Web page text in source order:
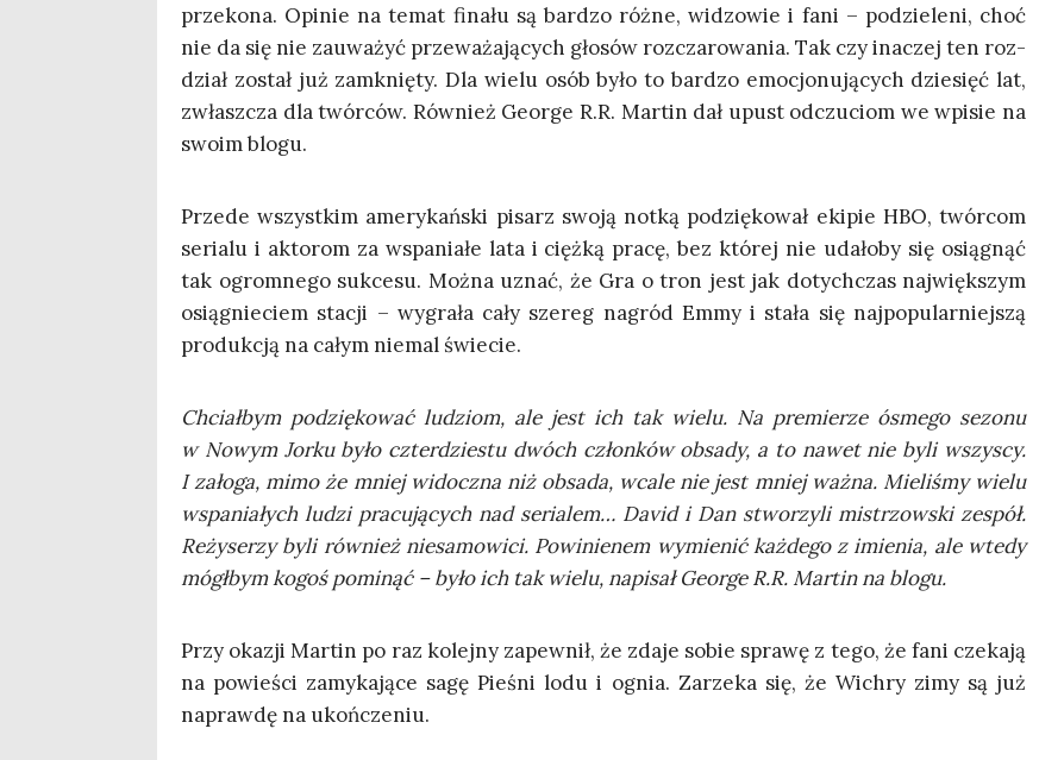
prze­ko­na. Opi­nie na temat fina­łu są bar­dzo róż­ne, widzo­wie i fani – podzie­le­ni, choć
nie da się nie zauwa­żyć prze­wa­ża­ją­cych gło­sów roz­cza­ro­wa­nia. Tak czy ina­czej ten roz­
dział został już zamknię­ty. Dla wie­lu osób było to bar­dzo emo­cjo­nu­ją­cych dzie­sięć lat,
zwłasz­cza dla twór­ców. Rów­nież Geo­r­ge R.R. Mar­tin dał upust odczu­ciom we wpi­sie na
swo­im blogu.
Przede wszyst­kim ame­ry­kań­ski pisarz swo­ją not­ką podzię­ko­wał eki­pie HBO, twór­com
seria­lu i akto­rom za wspa­nia­łe lata i cięż­ką pra­cę, bez któ­rej nie uda­ło­by się osią­gnąć
tak ogrom­ne­go suk­ce­su. Moż­na uznać, że Gra o tron jest jak dotych­czas naj­więk­szym
osią­gnie­ciem sta­cji – wygra­ła cały sze­reg nagród Emmy i sta­ła się naj­po­pu­lar­niej­szą
pro­duk­cją na całym nie­mal świecie.
Chciał­bym podzię­ko­wać ludziom, ale jest ich tak wie­lu. Na pre­mie­rze ósme­go sezo­nu
w Nowym Jor­ku było czter­dzie­stu dwóch człon­ków obsa­dy, a to nawet nie byli wszy­scy.
I zało­ga, mimo że mniej widocz­na niż obsa­da, wca­le nie jest mniej waż­na. Mie­li­śmy wie­lu
wspa­nia­łych ludzi pra­cu­ją­cych nad seria­lem… David i Dan stwo­rzy­li mistrzow­ski zespół.
Reży­se­rzy byli rów­nież nie­sa­mo­wi­ci. Powi­nie­nem wymie­nić każ­de­go z imie­nia, ale wte­dy
mógł­bym kogoś pomi­nąć – było ich tak wie­lu, napi­sał Geo­r­ge R.R. Mar­tin na blogu.
Przy oka­zji Mar­tin po raz kolej­ny zapew­nił, że zda­je sobie spra­wę z tego, że fani cze­ka­ją
na powie­ści zamy­ka­ją­ce sagę Pie­śni lodu i ognia. Zarze­ka się, że Wichry zimy są już
napraw­dę na ukończeniu.